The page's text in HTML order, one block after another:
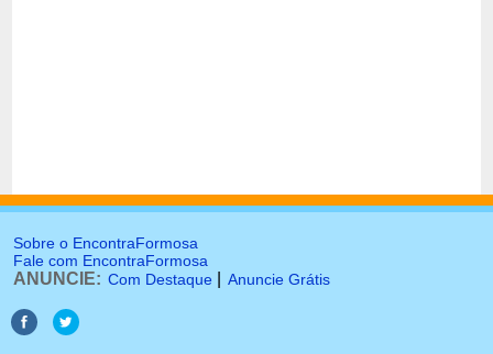
Sobre o EncontraFormosa
Fale com EncontraFormosa
ANUNCIE: Com Destaque Anuncie Grátis